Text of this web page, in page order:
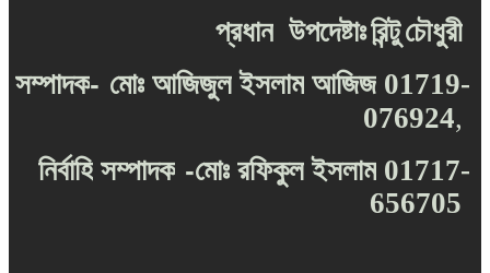
প্রধান উপদেষ্টাঃরিন্টুচৌধুরী
সম্পাদক- মোঃ আজিজুল ইসলাম আজিজ 01719-
076924,
নির্বাহি সম্পাদক -মোঃ রফিকুল ইসলাম 01717-
656705